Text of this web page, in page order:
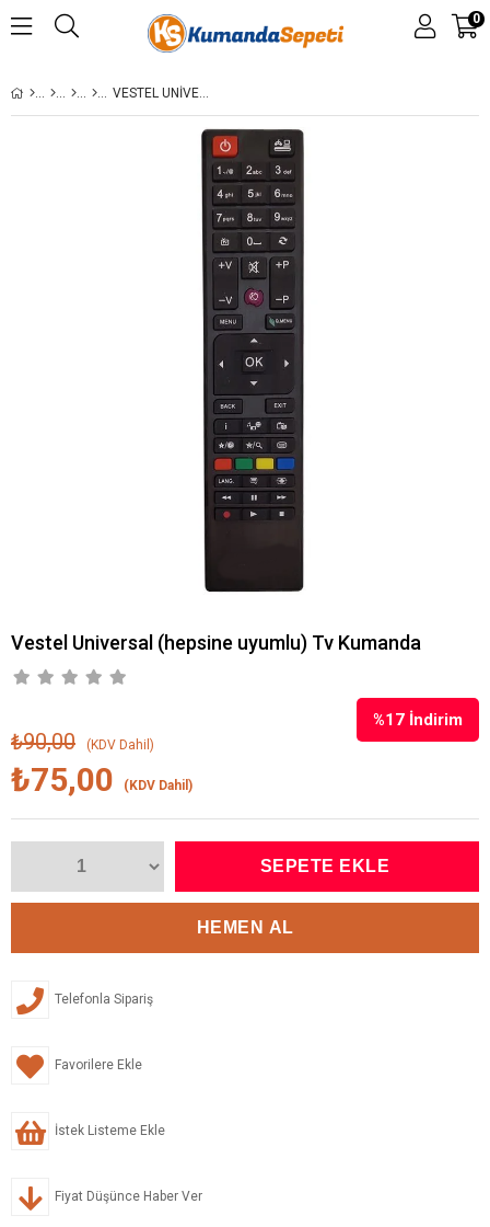
0
VESTEL UNIVERSAL (HEPSINE UYUMLU) TV KUMANDA
Vestel Universal (hepsine uyumlu) Tv Kumanda
%17 İndirim
₺90,00 (KDV Dahil)
₺75,00 (KDV Dahil)
Telefonla Sipariş
Favorilere Ekle
İstek Listeme Ekle
Fiyat Düşünce Haber Ver